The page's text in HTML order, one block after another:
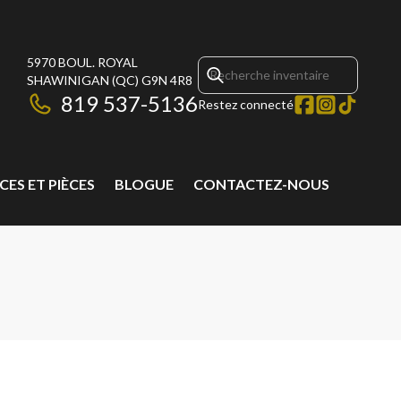
5970 BOUL. ROYAL
SHAWINIGAN (QC) G9N 4R8
819 537-5136Restez connecté
ET PIÈCES BLOGUE CONTACTEZ-NOUS